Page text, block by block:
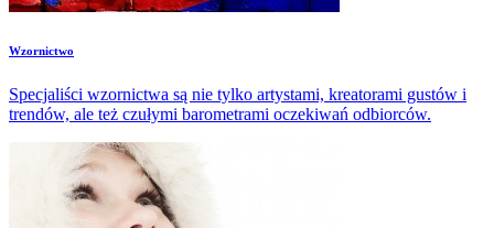
Wzornictwo
Specjaliści wzornictwa są nie tylko artystami, kreatorami gustów i
trendów, ale też czułymi barometrami oczekiwań odbiorców.